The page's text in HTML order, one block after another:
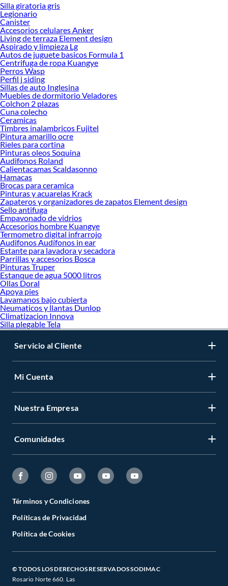
Desde remodelaciones hasta proyectos de decoración, estamos aquí para hacer
tus ideas realidad. ¡Visítanos y encuentra todo lo que tenemos para ofrecerte en
Camas 2 Plazas!
Explora la variedad de productos de Camas 2 Plazas en Sodimac
Herramientas, materiales y accesorios de calidad para tus proyectos y
renovación de espacios. ¡Visítanos y descubre todo lo que tenemos para
ofrecerte!
Encuentra una amplia variedad de productos de Camas 2 Plazas en Sodimac.
Encuentra todo lo necesario para tus proyectos de renovación y decoración.
¡Visítanos y haz tus ideas realidad!
Silla giratoria gris
Legionario
Canister
Accesorios celulares Anker
Living de terraza Element design
Aspirado y limpieza Lg
Autos de juguete basicos Formula 1
Centrifuga de ropa Kuangye
Perros Wasp
Perfil j siding
Sillas de auto Inglesina
Muebles de dormitorio Veladores
Colchon 2 plazas
Cuna colecho
Ceramicas
Timbres inalambricos Fujitel
Pintura amarillo ocre
Rieles para cortina
Pinturas oleos Soquina
Audifonos Roland
Calientacamas Scaldasonno
Hamacas
Brocas para ceramica
Pinturas y acuarelas Krack
Zapateros y organizadores de zapatos Element design
Sello antifuga
Empavonado de vidrios
Accesorios hombre Kuangye
Termometro digital infrarrojo
Audifonos Audífonos in ear
Estante para lavadora y secadora
Parrillas y accesorios Bosca
Pinturas Truper
Estanque de agua 5000 litros
Ollas Doral
Apoya pies
Lavamanos bajo cubierta
Neumaticos y llantas Dunlop
Climatizacion Innova
Silla plegable Tela
Servicio al Cliente
Mi Cuenta
Nuestra Empresa
Comunidades
Términos y Condiciones
Políticas de Privacidad
Política de Cookies
© TODOS LOS DERECHOS RESERVADOS SODIMAC
Rosario Norte 660. Las